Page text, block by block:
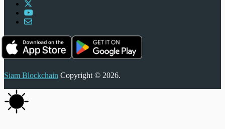
Siam Blockchain Copyright © 2026.